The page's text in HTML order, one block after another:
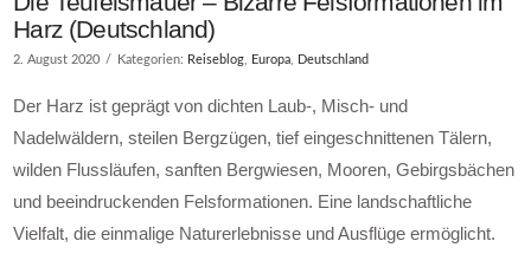
Harz (Deutschland)
2. August 2020 Kategorien: Reiseblog, Europa, Deutschland
Der Harz ist geprägt von dichten Laub-, Misch- und
Nadelwäldern, steilen Bergzügen, tief eingeschnittenen Tälern,
wilden Flussläufen, sanften Bergwiesen, Mooren, Gebirgsbächen
und beeindruckenden Felsformationen. Eine landschaftliche
Vielfalt, die einmalige Naturerlebnisse und Ausflüge ermöglicht.